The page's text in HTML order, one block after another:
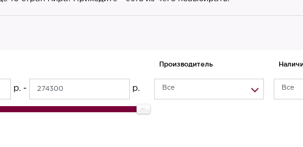
р. - р.
Производитель
Все Все